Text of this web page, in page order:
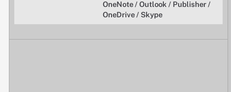
OneNote / Outlook / Publisher /
OneDrive / Skype